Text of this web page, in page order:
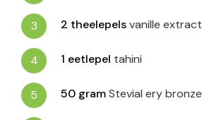
2 theelepelsvanille extract
1 eetlepel tahini
50 gramStevial ery bronze